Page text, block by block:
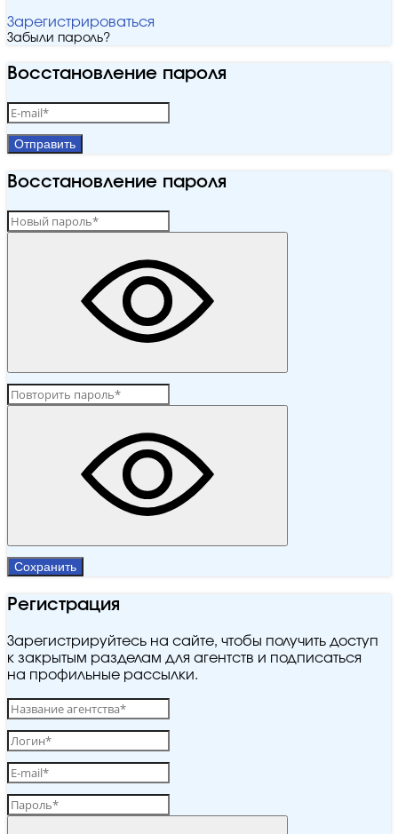
Зарегистрироваться
Забыли пароль?
Восстановление пароля
Отправить
Восстановление пароля
Сохранить
Регистрация
Зарегистрируйтесь на сайте, чтобы получить доступ
к закрытым разделам для агентств и подписаться
на профильные рассылки.